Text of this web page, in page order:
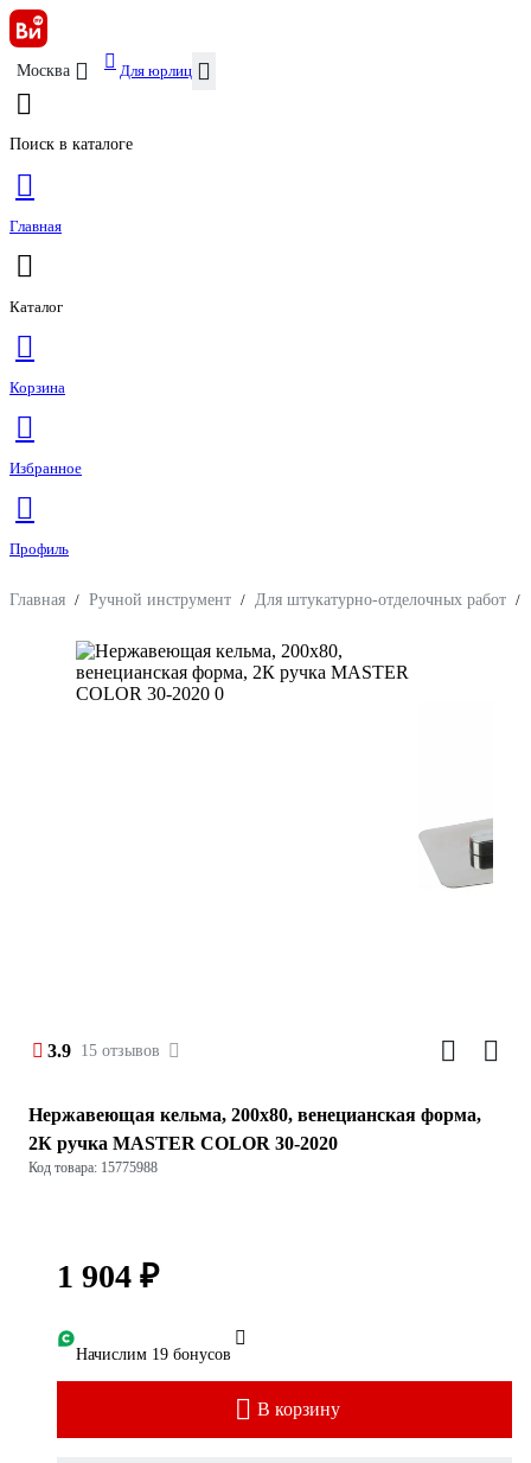
Москва Для юрлиц
Поиск в каталоге
Главная
Каталог
Корзина
Избранное
Профиль
Главная / Ручной инструмент / Для штукатурно-отделочных работ /
3.9 15 отзывов
Нержавеющая кельма, 200х80, венецианская форма,
2К ручка MASTER COLOR 30-2020
Код товара: 15775988
1 904 ₽
Начислим 19 бонусов
В корзину